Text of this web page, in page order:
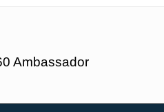
Ambassador